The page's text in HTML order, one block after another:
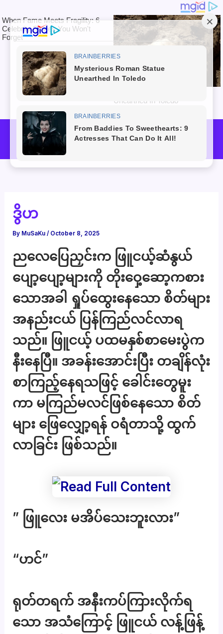
content
ဒွိဟ
By MuSaKu/ October 8, 2025
ညလေပြေညှင်းက ဖြူငယ့်ဆံနွယ်
ပျော့ပျော့များကို တိုးဝှေ့ဆော့ကစား
သောအခါ ရှုပ်ထွေးနေသော စိတ်များ
အနည်းငယ် ပြန်ကြည်လင်လာရ
သည်။ ဖြူငယ့် ပထမနှစ်စာမေးပွဲက
နီးနေပြီ။ အခန်းအောင်းပြီး တချိန်လုံး
စာကြည့်နေရသဖြင့် ခေါင်းတွေမူး
ကာ မကြည်မလင်ဖြစ်နေသော စိတ်
များ ဖြေလျှော့ရန် ဝရံတာသို့ ထွက်
လာခြင်း ဖြစ်သည်။
” ဖြူလေး မအိပ်သေးဘူးလား”
“ဟင်”
ရုတ်တရက် အနီးကပ်ကြားလိုက်ရ
သော အသံကြောင့် ဖြူငယ် လန့်ဖြန့်